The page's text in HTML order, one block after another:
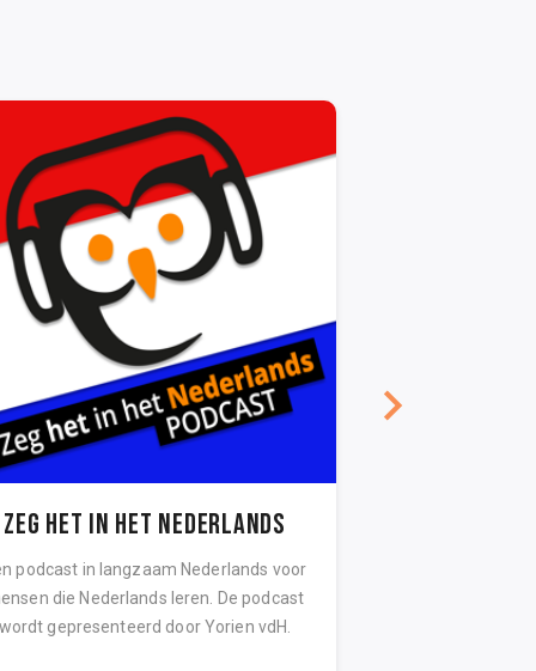
Zeg het in het Nederlands
podcast in langzaam Nederlands voor
die Nederlands leren. De podcast
wordt gepresenteerd door Yorien vdH.